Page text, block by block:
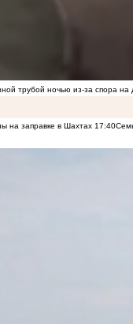
трубой ночью из-за спора на
на заправке в Шахтах 17:40